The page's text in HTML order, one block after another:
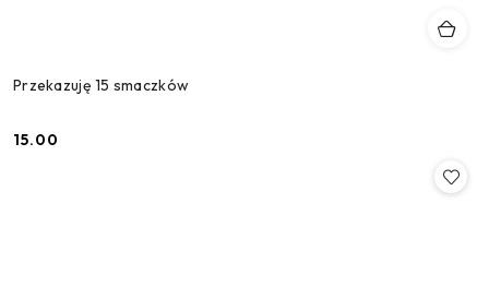
Przekazuję 15 smaczków
Cena:
15.00